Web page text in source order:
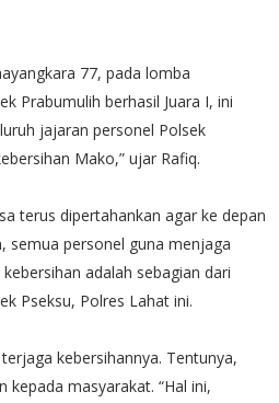
77, pada lomba
Prabumulih berhasil Juara I, ini
jajaran personel Polsek
Mako,” ujar Rafiq.
terus dipertahankan agar ke depan
semua personel guna menjaga
adalah sebagian dari
Pseksu, Polres Lahat ini.
kebersihannya. Tentunya,
kepada masyarakat. “Hal ini,